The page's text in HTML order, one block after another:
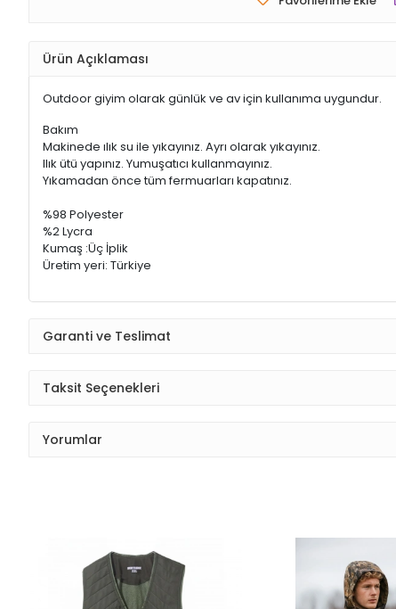
Ürün Açıklaması
Outdoor giyim olarak günlük ve av için kullanıma uygundur.
Bakım
Makinede ılık su ile yıkayınız. Ayrı olarak yıkayınız.
Ilık ütü yapınız. Yumuşatıcı kullanmayınız.
Yıkamadan önce tüm fermuarları kapatınız.
%98 Polyester
%2 Lycra
Kumaş :Üç İplik
Üretim yeri: Türkiye
Garanti ve Teslimat
Taksit Seçenekleri
Yorumlar